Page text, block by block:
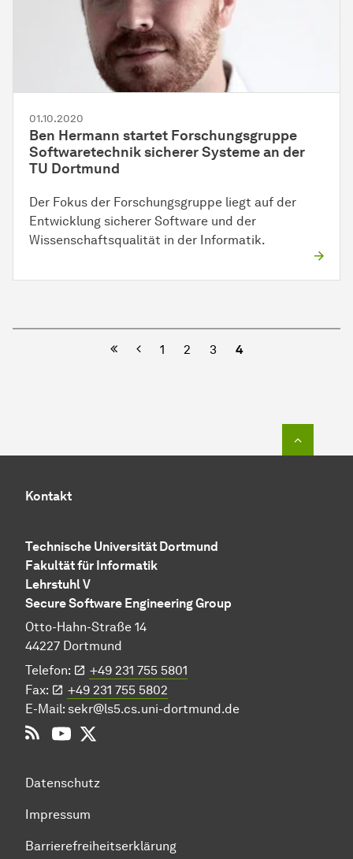
01.10.2020
Ben Hermann startet Forschungsgruppe
Softwaretechnik sicherer Systeme an der
TU Dortmund
Der Fokus der Forschungsgruppe liegt auf der
Entwicklung sicherer Software und der
Wissenschaftsqualität in der Informatik.
Vorherige
1 2 3 4
Kontakt
Technische Universität Dortmund
Fakultät für Informatik
Lehrstuhl V
Secure Software Engineering Group
Otto-Hahn-Straße 14
44227 Dortmund
Telefon:
+49 231 755 5801
Fax:
+49 231 755 5802
E-Mail: sekr@ls5.cs.uni-dortmund.de
RSSYouTube
Datenschutz
Impressum
Barrierefreiheitserklärung